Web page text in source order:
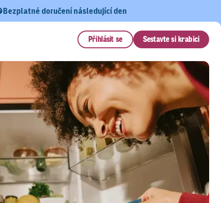
Bezplatné doručení následující den
Přihlásit se Sestavte si krabici